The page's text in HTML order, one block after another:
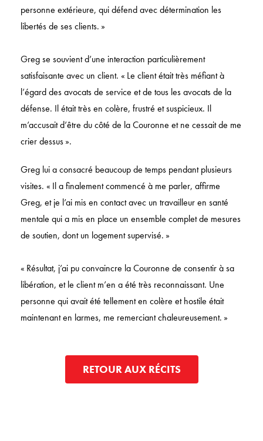
personne extérieure, qui défend avec détermination les
libertés de ses clients. »
Greg se souvient d’une interaction particulièrement
satisfaisante avec un client. « Le client était très méfiant à
l’égard des avocats de service et de tous les avocats de la
défense. Il était très en colère, frustré et suspicieux. Il
m’accusait d’être du côté de la Couronne et ne cessait de me
crier dessus ».
Greg lui a consacré beaucoup de temps pendant plusieurs
visites. « Il a finalement commencé à me parler, affirme
Greg, et je l’ai mis en contact avec un travailleur en santé
mentale qui a mis en place un ensemble complet de mesures
de soutien, dont un logement supervisé. »
« Résultat, j’ai pu convaincre la Couronne de consentir à sa
libération, et le client m’en a été très reconnaissant. Une
personne qui avait été tellement en colère et hostile était
maintenant en larmes, me remerciant chaleureusement. »
RETOUR AUX RÉCITS